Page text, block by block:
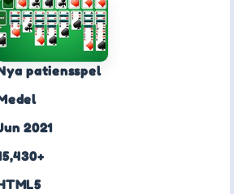
patiensspel
2021